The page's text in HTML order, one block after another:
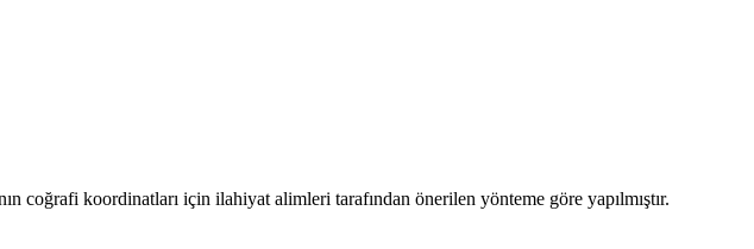
coğrafi koordinatları için ilahiyat alimleri tarafından önerilen yönteme göre yapılmıştır.